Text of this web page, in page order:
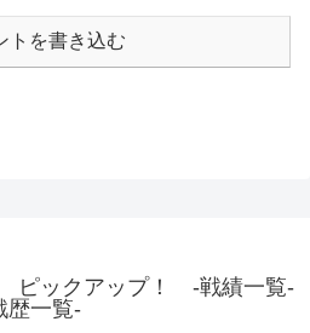
トを書き込む
ピックアップ！ -戦績一覧-
歴一覧-